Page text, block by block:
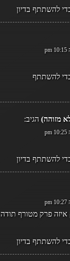
להשתתף בדיון
להשתתף
מזוהה) הגיב:
להשתתף בדיון
פרק מטורף תודה
להשתתף בדיון